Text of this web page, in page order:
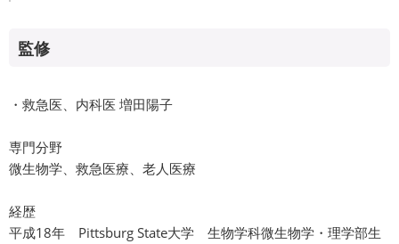
監修
・救急医、内科医 増田陽子
専門分野
微生物学、救急医療、老人医療
経歴
平成18年 Pittsburg State大学 生物学科微生物学・理学部生